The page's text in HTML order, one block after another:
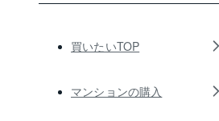
買いたいTOP
マンションの購入